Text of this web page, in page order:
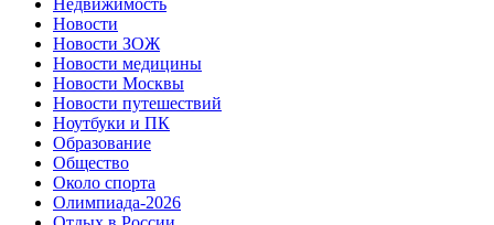
Новости
Новости ЗОЖ
Новости медицины
Новости Москвы
Новости путешествий
Ноутбуки и ПК
Образование
Общество
Около спорта
Олимпиада-2026